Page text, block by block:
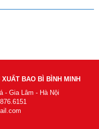
BAO BÌ BÌNH MINH
- Gia Lâm - Hà Nội